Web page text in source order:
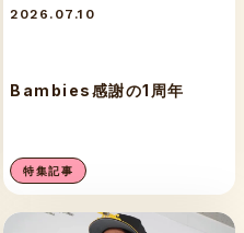
2026.07.10
Bambies感謝の1周年
特集記事